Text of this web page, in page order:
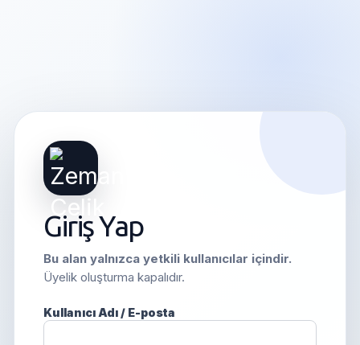
Giriş Yap
Bu alan yalnızca yetkili kullanıcılar içindir.
Üyelik oluşturma kapalıdır.
Kullanıcı Adı / E-posta